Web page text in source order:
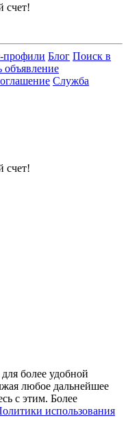
счет!
профили Блог Поиск в
объявление
Служба
счет!
более удобной
любое дальнейшее
с этим. Более
использования